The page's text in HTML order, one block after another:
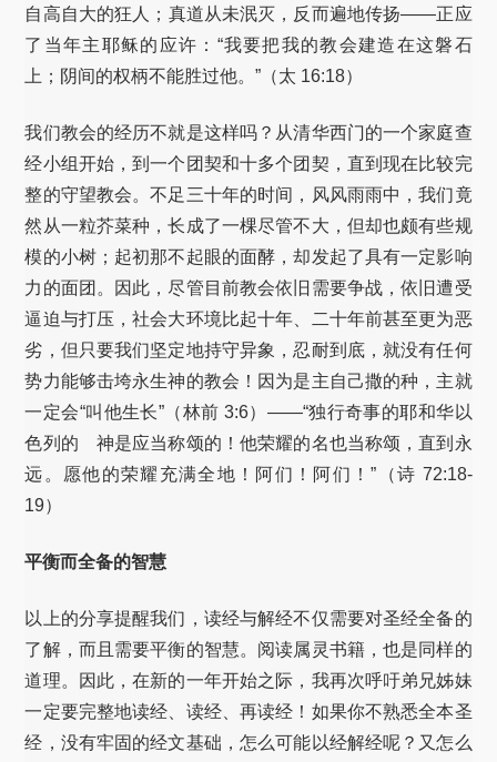
自高自大的狂人；真道从未泯灭，反而遍地传扬——正应
了当年主耶稣的应许：“我要把我的教会建造在这磐石
上；阴间的权柄不能胜过他。”（太 16:18）
我们教会的经历不就是这样吗？从清华西门的一个家庭查
经小组开始，到一个团契和十多个团契，直到现在比较完
整的守望教会。不足三十年的时间，风风雨雨中，我们竟
然从一粒芥菜种，长成了一棵尽管不大，但却也颇有些规
模的小树；起初那不起眼的面酵，却发起了具有一定影响
力的面团。因此，尽管目前教会依旧需要争战，依旧遭受
逼迫与打压，社会大环境比起十年、二十年前甚至更为恶
劣，但只要我们坚定地持守异象，忍耐到底，就没有任何
势力能够击垮永生神的教会！因为是主自己撒的种，主就
一定会“叫他生长”（林前 3:6）——“独行奇事的耶和华以
色列的 神是应当称颂的！他荣耀的名也当称颂，直到永
远。愿他的荣耀充满全地！阿们！阿们！”（诗 72:18-
19）
平衡而全备的智慧
以上的分享提醒我们，读经与解经不仅需要对圣经全备的
了解，而且需要平衡的智慧。阅读属灵书籍，也是同样的
道理。因此，在新的一年开始之际，我再次呼吁弟兄姊妹
一定要完整地读经、读经、再读经！如果你不熟悉全本圣
经，没有牢固的经文基础，怎么可能以经解经呢？又怎么